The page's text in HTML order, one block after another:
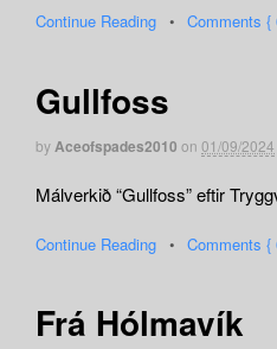
Continue Reading • Comments {
Gullfoss
byAceofspades2010 on 01/09/2024
Málverkið “Gullfoss” eftir
Continue Reading • Comments {
Frá Hólmavík